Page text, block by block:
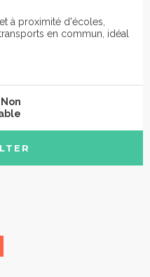
à proximité d'écoles,
en commun, idéal
Non